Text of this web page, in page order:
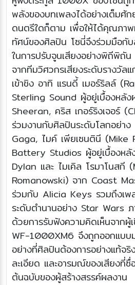
พลังของบทเพลงได้อย่างเต็มศัก
ดนตรีใดก็ตาม เพื่อให้ได้คุณภา
ทัศน์ของศิลปิน โซนี่จึงร่วมมือกั
ในการปรับจูนเสียงอย่างพิถีพิถัน
จากทีมวิศวกรเสียงระดับรางวัล
เข้าชิง อาทิ แรนดี้ เมอร์ริลล์
Sterling Sound ผู้อยู่เบื้องหลัง
Sheeran, คริส เกอร์ริงเจอร์
ร่วมงานกับศิลปินระดับโลกอย่า
Gaga, ไมค์ เพียเซนตินี (Mike
Battery Studios ผู้อยู่เบื้องหลั
Dylan และ ไมเคิล โรมาโนสกี
Romanowski) จาก Coast
ร่วมกับ Alicia Keys รวมถึงเพ
ระดับตำนานอย่าง Star Wars
ด้วยการรับฟังความคิดเห็นจาก
WF-1000XM6 จึงถูกออกแบบ
อย่างที่ศิลปินต้องการอย่างแท้จ
ละเอียด และอารมณ์ของเสียงที่
ต้นฉบับของผู้สร้างสรรค์ผลงาน